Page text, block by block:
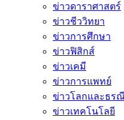
ข่าวดาราศาสตร์
ข่าวชีววิทยา
ข่าวการศึกษา
ข่าวฟิสิกส์
ข่าวเคมี
ข่าวการแพทย์
ข่าวโลกและธร
ข่าวเทคโนโลยี